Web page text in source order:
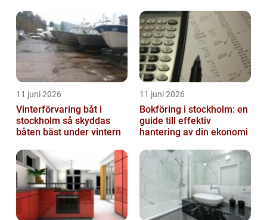
11 juni 2026
Vinterförvaring båt i
stockholm så skyddas
båten bäst under vintern
11 juni 2026
Bokföring i stockholm: en
guide till effektiv
hantering av din ekonomi